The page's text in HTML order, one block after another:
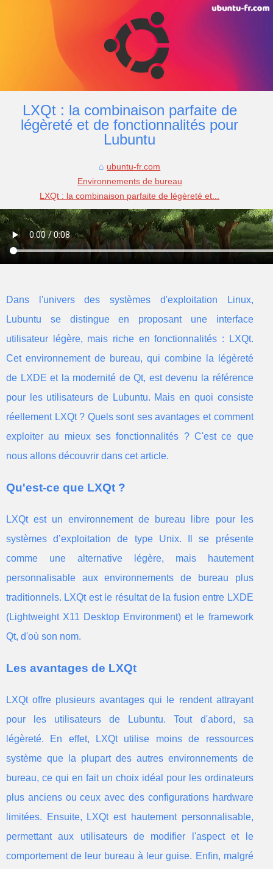
LXQt : la combinaison parfaite de
légèreté et de fonctionnalités pour
Lubuntu
ubuntu-fr.com
Environnements de bureau
LXQt : la combinaison parfaite de légèreté et...
Dans l'univers des systèmes d'exploitation Linux,
Lubuntu se distingue en proposant une interface
utilisateur légère, mais riche en fonctionnalités : LXQt.
Cet environnement de bureau, qui combine la légèreté
de LXDE et la modernité de Qt, est devenu la référence
pour les utilisateurs de Lubuntu. Mais en quoi consiste
réellement LXQt ? Quels sont ses avantages et comment
exploiter au mieux ses fonctionnalités ? C'est ce que
nous allons découvrir dans cet article.
Qu'est-ce que LXQt ?
LXQt est un environnement de bureau libre pour les
systèmes d’exploitation de type Unix. Il se présente
comme une alternative légère, mais hautement
personnalisable aux environnements de bureau plus
traditionnels. LXQt est le résultat de la fusion entre LXDE
(Lightweight X11 Desktop Environment) et le framework
Qt, d'où son nom.
Les avantages de LXQt
LXQt offre plusieurs avantages qui le rendent attrayant
pour les utilisateurs de Lubuntu. Tout d'abord, sa
légèreté. En effet, LXQt utilise moins de ressources
système que la plupart des autres environnements de
bureau, ce qui en fait un choix idéal pour les ordinateurs
plus anciens ou ceux avec des configurations hardware
limitées. Ensuite, LXQt est hautement personnalisable,
permettant aux utilisateurs de modifier l'aspect et le
comportement de leur bureau à leur guise. Enfin, malgré